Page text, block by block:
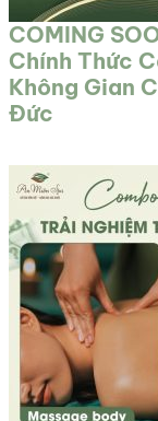
COMING
Chính Thức
Không Gian
Đức